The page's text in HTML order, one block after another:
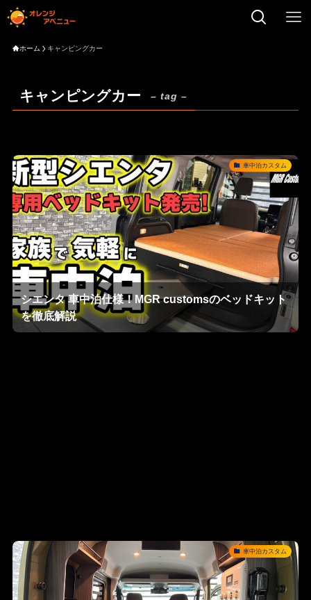
ホーム キャンピングカー
キャンピングカー – tag –
車中泊カスタム
シエンタ 車中泊仕様！MGR customsのベッドキット
を徹底解説
車中泊カスタム